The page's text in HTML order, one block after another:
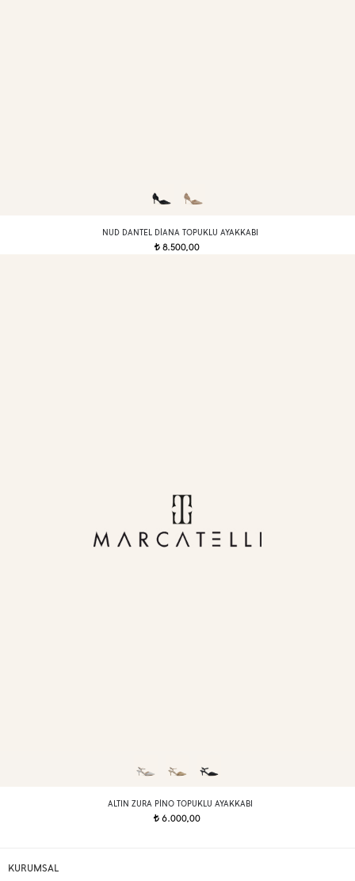
NUD DANTEL DIANA TOPUKLU AYAKKABI
t8.500,00
ALTIN ZURA PINO TOPUKLU AYAKKABI
t6.000,00
KURUMSAL